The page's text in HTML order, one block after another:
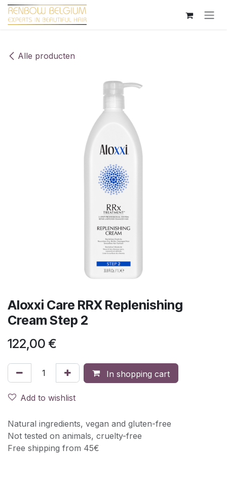
Overslaan naar inhoud
Alle producten
Aloxxi Care RRX Replenishing
Cream Step 2
122,00 €
In shopping cart
Add to wishlist
Natural ingredients, vegan and gluten-free
Not tested on animals, cruelty-free
Free shipping from 45€